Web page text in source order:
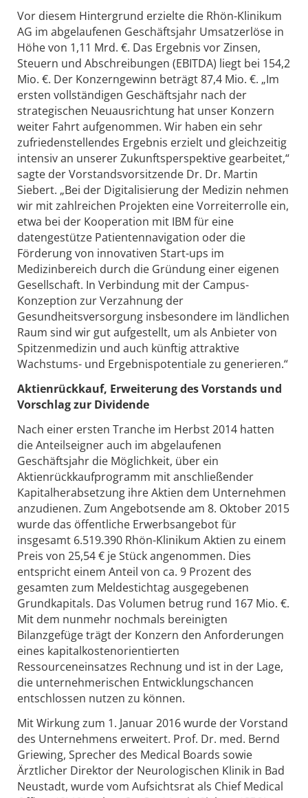
Vor diesem Hintergrund erzielte die Rhön-Klinikum
AG im abgelaufenen Geschäftsjahr Umsatzerlöse in
Höhe von 1,11 Mrd. €. Das Ergebnis vor Zinsen,
Steuern und Abschreibungen (EBITDA) liegt bei 154,2
Mio. €. Der Konzerngewinn beträgt 87,4 Mio. €. „Im
ersten vollständigen Geschäftsjahr nach der
strategischen Neuausrichtung hat unser Konzern
weiter Fahrt aufgenommen. Wir haben ein sehr
zufriedenstellendes Ergebnis erzielt und gleichzeitig
intensiv an unserer Zukunftsperspektive gearbeitet,“
sagte der Vorstandsvorsitzende Dr. Dr. Martin
Siebert. „Bei der Digitalisierung der Medizin nehmen
wir mit zahlreichen Projekten eine Vorreiterrolle ein,
etwa bei der Kooperation mit IBM für eine
datengestütze Patientennavigation oder die
Förderung von innovativen Start-ups im
Medizinbereich durch die Gründung einer eigenen
Gesellschaft. In Verbindung mit der Campus-
Konzeption zur Verzahnung der
Gesundheitsversorgung insbesondere im ländlichen
Raum sind wir gut aufgestellt, um als Anbieter von
Spitzenmedizin und auch künftig attraktive
Wachstums- und Ergebnispotentiale zu generieren.“
Aktienrückkauf, Erweiterung des Vorstands und
Vorschlag zur Dividende
Nach einer ersten Tranche im Herbst 2014 hatten
die Anteilseigner auch im abgelaufenen
Geschäftsjahr die Möglichkeit, über ein
Aktienrückkaufprogramm mit anschließender
Kapitalherabsetzung ihre Aktien dem Unternehmen
anzudienen. Zum Angebotsende am 8. Oktober 2015
wurde das öffentliche Erwerbsangebot für
insgesamt 6.519.390 Rhön-Klinikum Aktien zu einem
Preis von 25,54 € je Stück angenommen. Dies
entspricht einem Anteil von ca. 9 Prozent des
gesamten zum Meldestichtag ausgegebenen
Grundkapitals. Das Volumen betrug rund 167 Mio. €.
Mit dem nunmehr nochmals bereinigten
Bilanzgefüge trägt der Konzern den Anforderungen
eines kapitalkostenorientierten
Ressourceneinsatzes Rechnung und ist in der Lage,
die unternehmerischen Entwicklungschancen
entschlossen nutzen zu können.
Mit Wirkung zum 1. Januar 2016 wurde der Vorstand
des Unternehmens erweitert. Prof. Dr. med. Bernd
Griewing, Sprecher des Medical Boards sowie
Ärztlicher Direktor der Neurologischen Klinik in Bad
Neustadt, wurde vom Aufsichtsrat als Chief Medical